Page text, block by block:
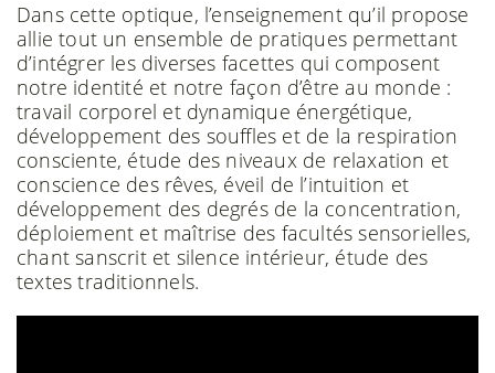
Dans cette optique, l’enseignement qu’il propose
allie tout un ensemble de pratiques permettant
d’intégrer les diverses facettes qui composent
notre identité et notre façon d’être au monde :
travail corporel et dynamique énergétique,
développement des souffles et de la respiration
consciente, étude des niveaux de relaxation et
conscience des rêves, éveil de l’intuition et
développement des degrés de la concentration,
déploiement et maîtrise des facultés sensorielles,
chant sanscrit et silence intérieur, étude des
textes traditionnels.